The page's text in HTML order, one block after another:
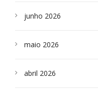
junho 2026
maio 2026
abril 2026